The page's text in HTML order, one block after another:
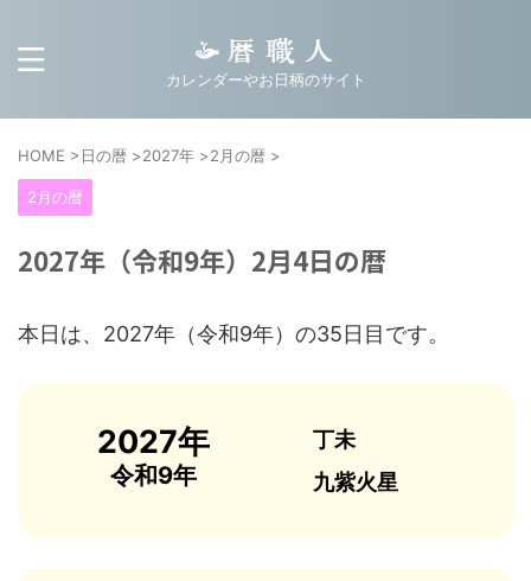
カレンダーやお日柄のサイト
HOME >日の暦 >2027年 >2月の暦 >
2月の暦
2027年（令和9年）2月4日の暦
本日は、2027年（令和9年）の35日目です。
2027年
令和9年
丁未
九紫火星